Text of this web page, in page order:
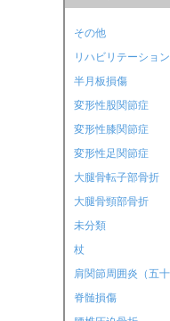
その他
リハビリテーション
半月板損傷
変形性股関節症
変形性膝関節症
変形性足関節症
大腿骨転子部骨折
大腿骨頸部骨折
未分類
杖
肩関節周囲炎（五十
脊髄損傷